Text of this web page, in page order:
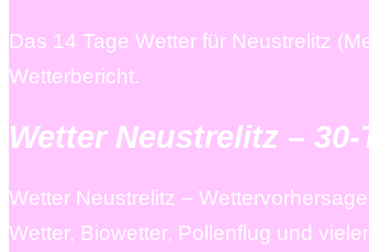
Das 14 Tage Wetter für Neustrelitz
Wetterbericht.
Wetter Neustrelitz –
Wetter Neustrelitz –
Wetter, Biowetter, Pollenflug und